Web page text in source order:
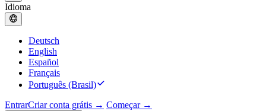
Idioma
Deutsch
English
Español
Français
Português (Brasil)
EntrarCriar conta grátis → Começar →